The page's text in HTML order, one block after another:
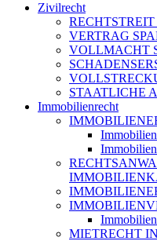
Zivilrecht
VERTRAG
VOLLMACHT
STAATLICHE
Immobilienrecht
MIETRECHT